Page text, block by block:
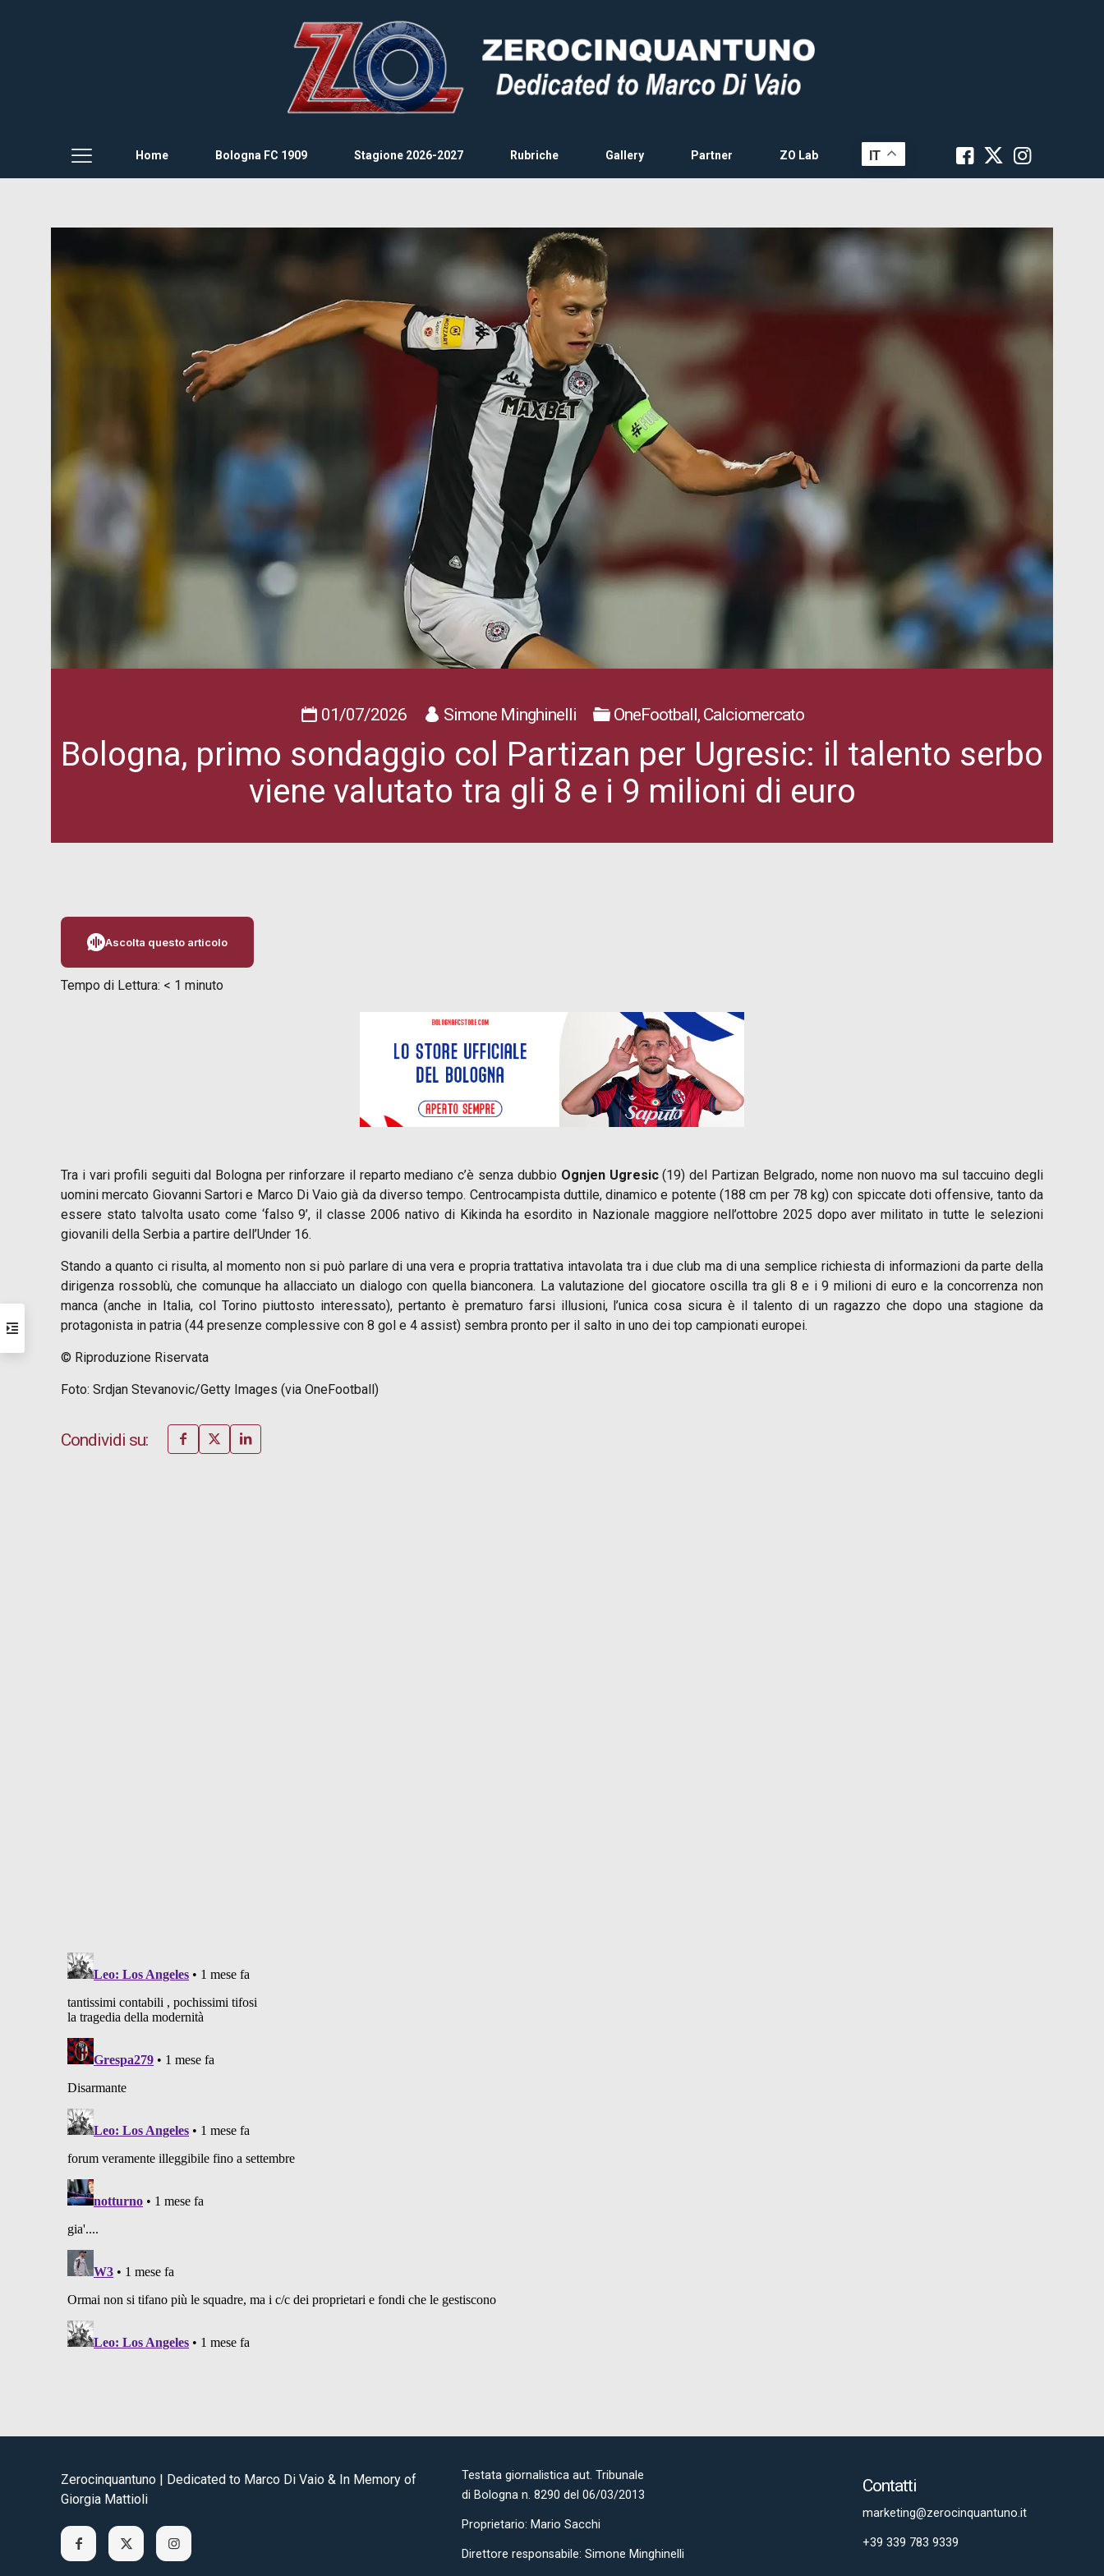
Home Bologna FC 1909 Stagione 2026-2027 Rubriche Gallery Partner ZO Lab IT
01/07/2026 Simone Minghinelli OneFootball, Calciomercato
Bologna, primo sondaggio col Partizan per Ugresic: il talento serbo
viene valutato tra gli 8 e i 9 milioni di euro
Ascolta questo articolo
Tempo di Lettura: < 1 minuto
Tra i vari profili seguiti dal Bologna per rinforzare il reparto mediano c’è senza dubbio Ognjen Ugresic(19) del Partizan Belgrado, nome non nuovo ma sul taccuino degli
uomini mercato Giovanni Sartori e Marco Di Vaio già da diverso tempo. Centrocampista duttile, dinamico e potente (188 cm per 78 kg) con spiccate doti offensive, tanto da
essere stato talvolta usato come ‘falso 9’, il classe 2006 nativo di Kikinda ha esordito in Nazionale maggiore nell’ottobre 2025 dopo aver militato in tutte le selezioni
giovanili della Serbia a partire dell’Under 16.
Stando a quanto ci risulta, al momento non si può parlare di una vera e propria trattativa intavolata tra i due club ma di una semplice richiesta di informazioni da parte della
dirigenza rossoblù, che comunque ha allacciato un dialogo con quella bianconera. La valutazione del giocatore oscilla tra gli 8 e i 9 milioni di euro e la concorrenza non
manca (anche in Italia, col Torino piuttosto interessato), pertanto è prematuro farsi illusioni, l’unica cosa sicura è il talento di un ragazzo che dopo una stagione da
protagonista in patria (44 presenze complessive con 8 gol e 4 assist) sembra pronto per il salto in uno dei top campionati europei.
© Riproduzione Riservata
Foto: Srdjan Stevanovic/Getty Images (via OneFootball)
Condividi su:
Zerocinquantuno | Dedicated to Marco Di Vaio & In Memory of
Giorgia Mattioli
Testata giornalistica aut. Tribunale
di Bologna n. 8290 del 06/03/2013
Proprietario: Mario Sacchi
Direttore responsabile: Simone Minghinelli
Contatti
marketing@zerocinquantuno.it
+39 339 783 9339